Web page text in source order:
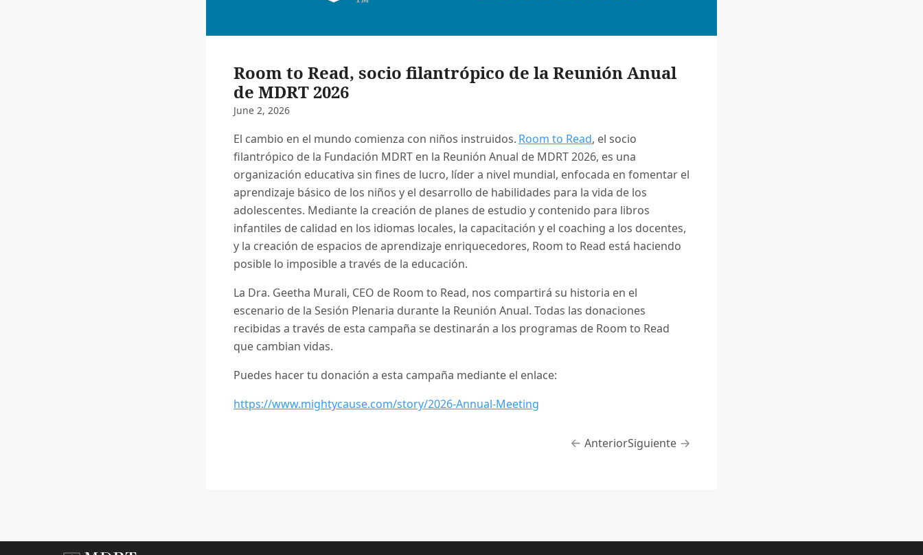
Room to Read, socio filantrópico de la Reunión Anual
de MDRT 2026
June 2, 2026
El cambio en el mundo comienza con niños instruidos. Room to Read, el socio
filantrópico de la Fundación MDRT en la Reunión Anual de MDRT 2026, es una
organización educativa sin fines de lucro, líder a nivel mundial, enfocada en fomentar el
aprendizaje básico de los niños y el desarrollo de habilidades para la vida de los
adolescentes. Mediante la creación de planes de estudio y contenido para libros
infantiles de calidad en los idiomas locales, la capacitación y el coaching a los docentes,
y la creación de espacios de aprendizaje enriquecedores, Room to Read está haciendo
posible lo imposible a través de la educación.
La Dra. Geetha Murali, CEO de Room to Read, nos compartirá su historia en el
escenario de la Sesión Plenaria durante la Reunión Anual. Todas las donaciones
recibidas a través de esta campaña se destinarán a los programas de Room to Read
que cambian vidas.
Puedes hacer tu donación a esta campaña mediante el enlace:
https://www.mightycause.com/story/2026-Annual-Meeting
AnteriorSiguiente